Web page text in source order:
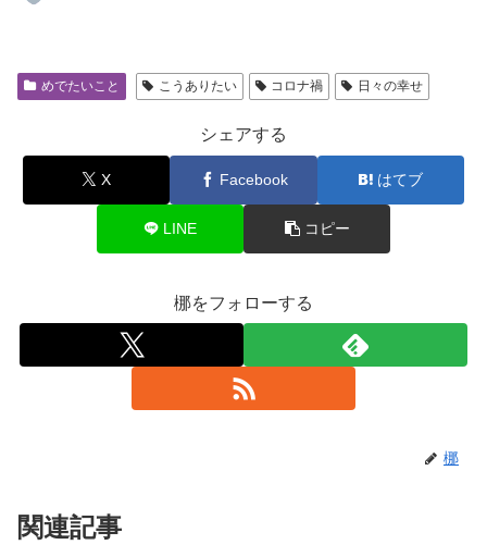
めでたいこと こうありたい コロナ禍 日々の幸せ
シェアする
X Facebook はてブ
LINE コピー
梛をフォローする
梛
関連記事